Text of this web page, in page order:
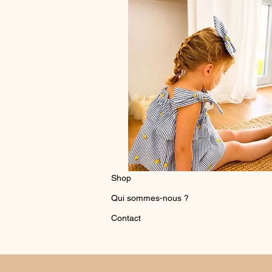
Shop
Qui sommes-nous ?
Contact